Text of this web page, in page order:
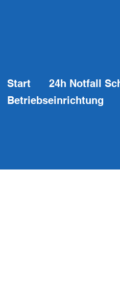
Start 24h Notfall
Betriebseinrichtung